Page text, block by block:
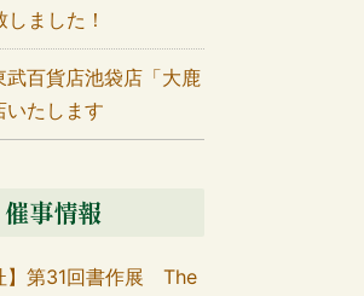
ました！
武百貨店池袋店「大鹿
いたします
事情報
】第31回書作展 The